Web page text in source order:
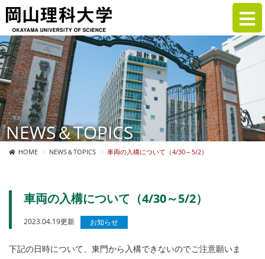
NEWS＆TOPICS
HOME NEWS＆TOPICS 車両の入構について（4/30～5/2）
車両の入構について（4/30～5/2）
2023.04.19更新 お知らせ
下記の日時について、東門から入構できないのでご注意願いま